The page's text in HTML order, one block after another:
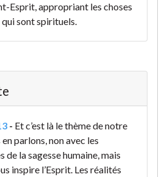
Esprit, appropriant les choses
sont spirituels.
- Et c’est là le thème de notre
parlons, non avec les
de la sagesse humaine, mais
inspire l’Esprit. Les réalités